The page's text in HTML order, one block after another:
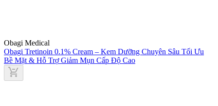
Obagi Medical
Obagi Tretinoin 0.1% Cream – Kem Dưỡng Chuyên Sâu Tối Ưu
Bề Mặt & Hỗ Trợ Giảm Mụn Cấp Độ Cao
remove_shopping_cart